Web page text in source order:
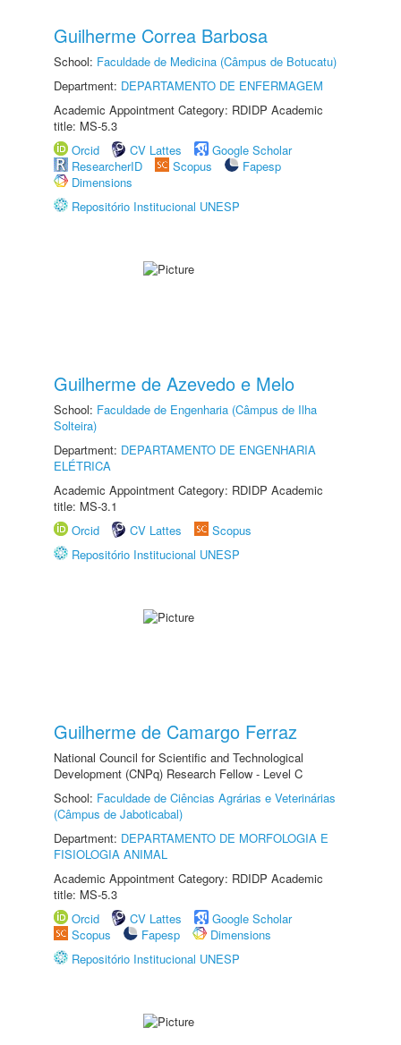
Guilherme Correa Barbosa
School: Faculdade de Medicina (Câmpus de Botucatu)
Department: DEPARTAMENTO DE ENFERMAGEM
Academic Appointment Category: RDIDP Academic
title: MS-5.3
Orcid
CV Lattes
Google Scholar
ResearcherID
Scopus
Fapesp
Dimensions
Repositório Institucional UNESP
Guilherme de Azevedo e Melo
School: Faculdade de Engenharia (Câmpus de Ilha
Solteira)
Department: DEPARTAMENTO DE ENGENHARIA
ELÉTRICA
Academic Appointment Category: RDIDP Academic
title: MS-3.1
Orcid
CV Lattes
Scopus
Repositório Institucional UNESP
Guilherme de Camargo Ferraz
National Council for Scientific and Technological
Development (CNPq) Research Fellow - Level C
School: Faculdade de Ciências Agrárias e Veterinárias
(Câmpus de Jaboticabal)
Department: DEPARTAMENTO DE MORFOLOGIA E
FISIOLOGIA ANIMAL
Academic Appointment Category: RDIDP Academic
title: MS-5.3
Orcid
CV Lattes
Google Scholar
Scopus
Fapesp
Dimensions
Repositório Institucional UNESP